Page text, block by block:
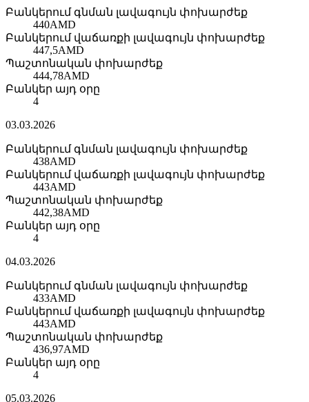
Բանկերում գնման լավագույն փոխարժեք
440AMD
Բանկերում վաճառքի լավագույն փոխարժեք
447,5AMD
Պաշտոնական փոխարժեք
444,78AMD
Բանկեր այդ օրը
4
03.03.2026
Բանկերում գնման լավագույն փոխարժեք
438AMD
Բանկերում վաճառքի լավագույն փոխարժեք
443AMD
Պաշտոնական փոխարժեք
442,38AMD
Բանկեր այդ օրը
4
04.03.2026
Բանկերում գնման լավագույն փոխարժեք
433AMD
Բանկերում վաճառքի լավագույն փոխարժեք
443AMD
Պաշտոնական փոխարժեք
436,97AMD
Բանկեր այդ օրը
4
05.03.2026